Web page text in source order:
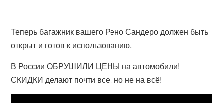
Теперь багажник вашего Рено Сандеро должен быть
открыт и готов к использованию.
В России ОБРУШИЛИ ЦЕНЫ на автомобили!
СКИДКИ делают почти все, но не на всё!